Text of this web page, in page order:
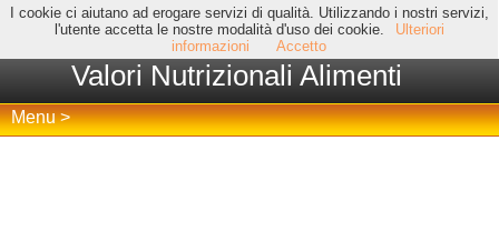
I cookie ci aiutano ad erogare servizi di qualità. Utilizzando i nostri servizi,
l'utente accetta le nostre modalità d'uso dei cookie.
Ulteriori
informazioni
Accetto
Valori Nutrizionali Alimenti
Menu >